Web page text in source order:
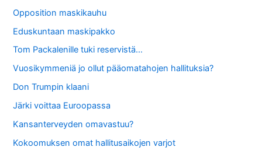
Opposition maskikauhu
Eduskuntaan maskipakko
Tom Packalenille tuki reservistä…
Vuosikymmeniä jo ollut pääomatahojen hallituksia?
Don Trumpin klaani
Järki voittaa Euroopassa
Kansanterveyden omavastuu?
Kokoomuksen omat hallitusaikojen varjot